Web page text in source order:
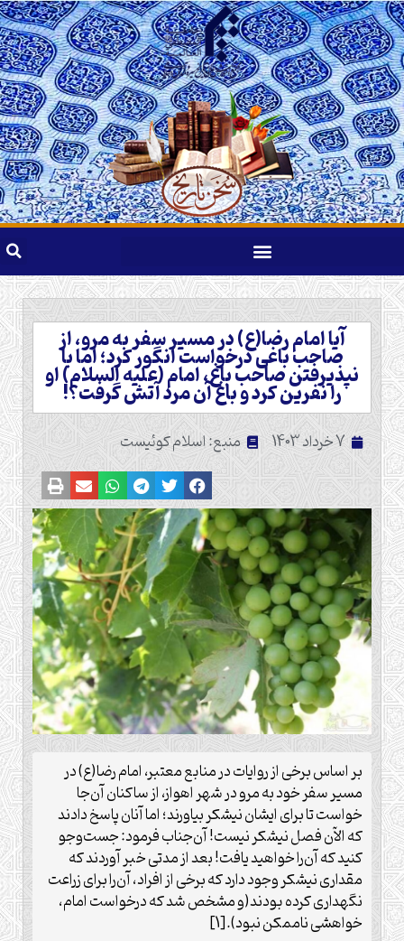
آیا امام رضا(ع) در مسیر سفر به مرو، از
صاحب باغی درخواست انگور کرد؛ اما با
نپذیرفتن صاحب باغ، امام (علیه السلام) او
را نفرین کرد و باغ آن مرد آتش گرفت؟!
7 خرداد 1403 منبع: اسلام کوئیست
بر اساس برخی از روایات در منابع معتبر، امام رضا(ع) در
مسیر سفر خود به مرو در شهر اهواز، از ساکنان آن‌جا
خواست تا برای ایشان نیشکر بیاورند؛ اما آنان پاسخ دادند
که الآن فصل نیشکر نیست! آن‌جناب فرمود: جست‌وجو
کنید که آن‌را خواهید یافت! بعد از مدتی خبر آوردند که
مقداری نیشکر وجود دارد که برخی از افراد، آن‌را برای زراعت
نگهداری کرده بودند(و مشخص شد که درخواست امام،
خواهشی ناممکن نبود).[1]